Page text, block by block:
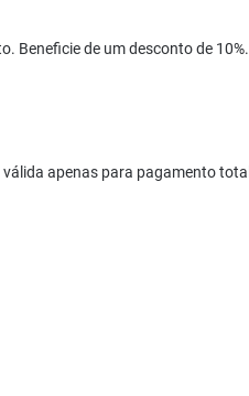
Beneficie de um desconto de 10%.
apenas para pagamento total